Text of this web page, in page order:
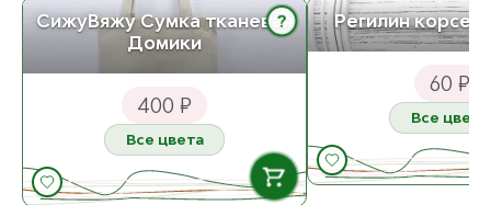
СижуВяжу Сумка тканевая
Домики
?
400 ₽
Все цвета
Регилин
60 ₽
Все цвета